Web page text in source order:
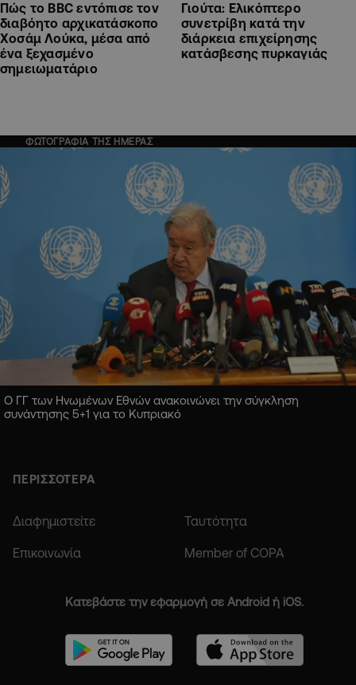
Πώς το BBC εντόπισε τον
διαβόητο αρχικατάσκοπο
Χοσάμ Λούκα, μέσα από
ένα ξεχασμένο
σημειωματάριο
Γιούτα: Ελικόπτερο
συνετρίβη κατά την
διάρκεια επιχείρησης
κατάσβεσης πυρκαγιάς
ΦΩΤΟΓΡΑΦΙΑ ΤΗΣ ΗΜΕΡΑΣ
Ο ΓΓ των Ηνωμένων Εθνών ανακοινώνει την σύγκληση
συνάντησης 5+1 για το Κυπριακό
ΠΕΡΙΣΣΟΤΕΡΑ
Διαφημιστείτε Ταυτότητα
Επικοινωνία Member of COPA
Κατεβάστε την εφαρμογή σε Android ή iOS.